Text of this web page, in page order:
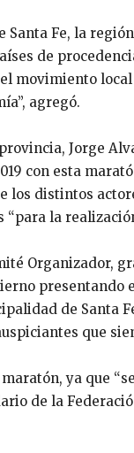
Santa Fe, la
de
movimiento
agregó.
Jorge
con esta
los distintos
la
Organizador,
presentando
de Santa
que
ya que
de la